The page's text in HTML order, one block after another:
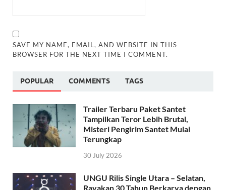
SAVE MY NAME, EMAIL, AND WEBSITE IN THIS
BROWSER FOR THE NEXT TIME I COMMENT.
POPULAR COMMENTS TAGS
Trailer Terbaru Paket Santet
Tampilkan Teror Lebih Brutal,
Misteri Pengirim Santet Mulai
Terungkap
30 July 2026
UNGU Rilis Single Utara – Selatan,
Rayakan 30 Tahun Berkarya dengan